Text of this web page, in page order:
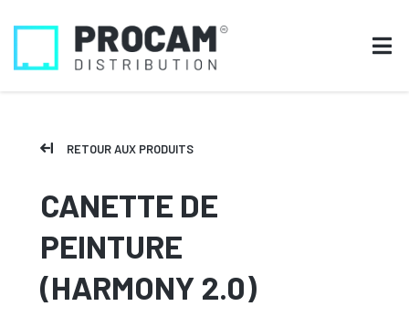
RETOUR AUX PRODUITS
CANETTE DE
PEINTURE
(HARMONY 2.0)